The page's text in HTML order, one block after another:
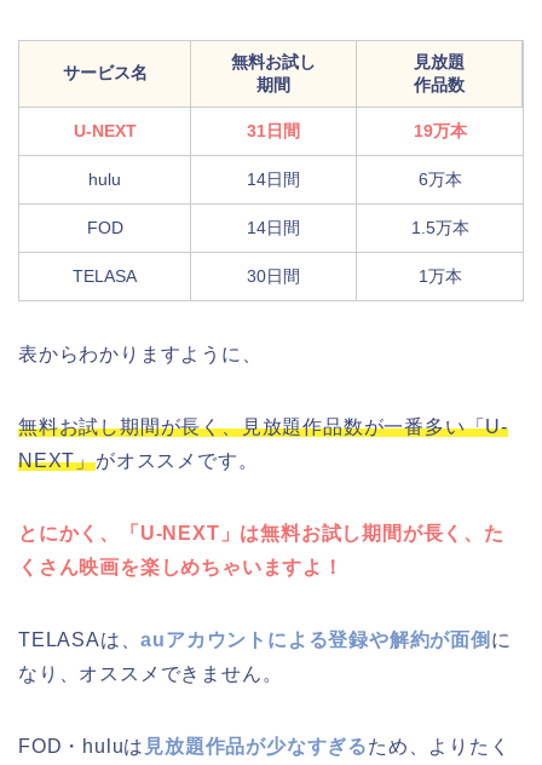
サービス名
無料お試し
期間
見放題
作品数
U-NEXT 31日間 19万本
hulu 14日間 6万本
FOD 14日間 1.5万本
TELASA 30日間 1万本
表からわかりますように、
無料お試し期間が長く、見放題作品数が一番多い「U-
NEXT」がオススメです。
とにかく、「U-NEXT」は無料お試し期間が長く、た
くさん映画を楽しめちゃいますよ！
TELASAは、auアカウントによる登録や解約が面倒 に
なり、オススメできません。
FOD・huluは 見放題作品が少なすぎるため、よりたく